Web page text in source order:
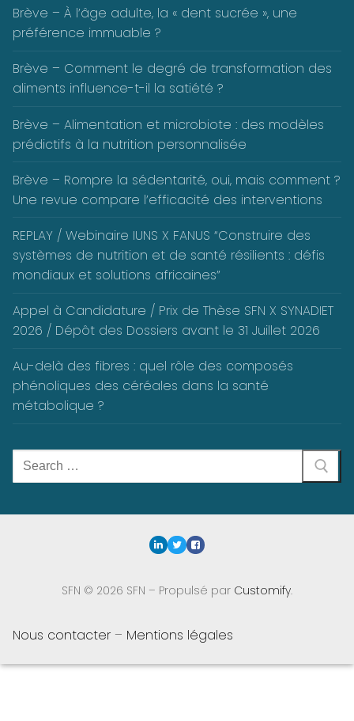
Brève – À l’âge adulte, la « dent sucrée », une
préférence immuable ?
Brève – Comment le degré de transformation des
aliments influence-t-il la satiété ?
Brève – Alimentation et microbiote : des modèles
prédictifs à la nutrition personnalisée
Brève – Rompre la sédentarité, oui, mais comment ?
Une revue compare l’efficacité des interventions
REPLAY / Webinaire IUNS X FANUS “Construire des
systèmes de nutrition et de santé résilients : défis
mondiaux et solutions africaines”
Appel à Candidature / Prix de Thèse SFN X SYNADIET
2026 / Dépôt des Dossiers avant le 31 Juillet 2026
Au-delà des fibres : quel rôle des composés
phénoliques des céréales dans la santé
métabolique ?
Rechercher
:
SFN © 2026 SFN – Propulsé par Customify.
Nous contacter – Mentions légales